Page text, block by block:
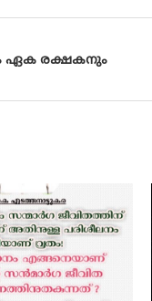
രക്ഷകനും